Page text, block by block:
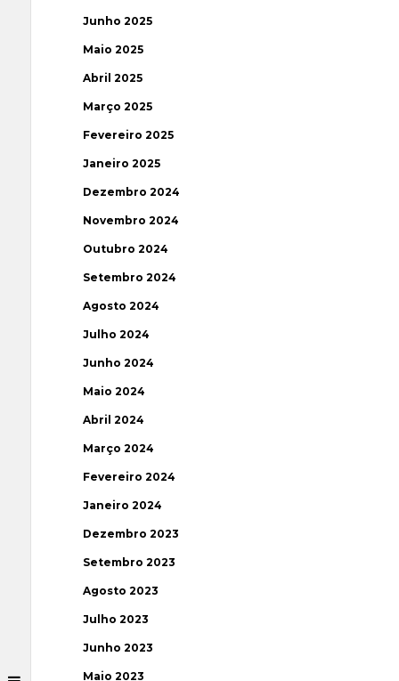
Junho 2025
Maio 2025
Abril 2025
Março 2025
Fevereiro 2025
Janeiro 2025
Dezembro 2024
Novembro 2024
Outubro 2024
Setembro 2024
Agosto 2024
Julho 2024
Junho 2024
Maio 2024
Abril 2024
Março 2024
Fevereiro 2024
Janeiro 2024
Dezembro 2023
Setembro 2023
Agosto 2023
Julho 2023
Junho 2023
Maio 2023